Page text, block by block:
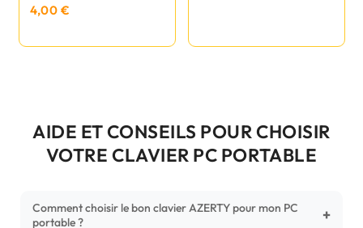
4,00 €
AIDE ET CONSEILS POUR CHOISIR
VOTRE CLAVIER PC PORTABLE
Comment choisir le bon clavier AZERTY pour mon PC
portable ?
+